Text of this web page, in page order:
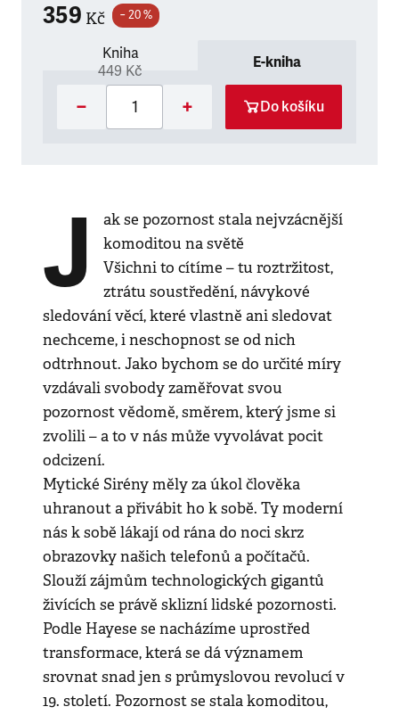
359 Kč − 20 %
Kniha
449 Kč
E-kniha
− + Do košíku
J
ak se pozornost stala nejvzácnější
komoditou na světě
Všichni to cítíme – tu roztržitost,
ztrátu soustředění, návykové
sledování věcí, které vlastně ani sledovat
nechceme, i neschopnost se od nich
odtrhnout. Jako bychom se do určité míry
vzdávali svobody zaměřovat svou
pozornost vědomě, směrem, který jsme si
zvolili – a to v nás může vyvolávat pocit
odcizení.
Mytické Sirény měly za úkol člověka
uhranout a přivábit ho k sobě. Ty moderní
nás k sobě lákají od rána do noci skrz
obrazovky našich telefonů a počítačů.
Slouží zájmům technologických gigantů
živících se právě sklizní lidské pozornosti.
Podle Hayese se nacházíme uprostřed
transformace, která se dá významem
srovnat snad jen s průmyslovou revolucí v
19. století. Pozornost se stala komoditou,